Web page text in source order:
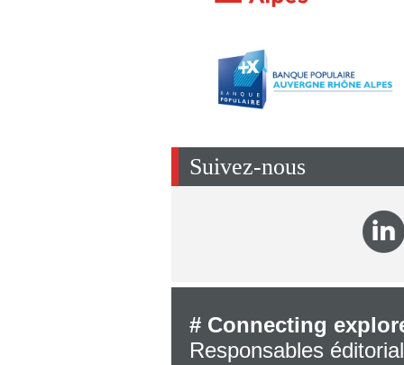
Suivez-nous
# Connecting
Responsables